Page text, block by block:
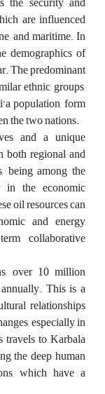
are influenced
and maritime. In
demographics of
The predominant
ethnic groups,
population, form
the two nations.
and a unique
both regional and
being among the
the economic
oil resources can
and energy
collaborative
over 10 million
This is a
relationships
especially in
travels to Karbala
the deep human
which have a